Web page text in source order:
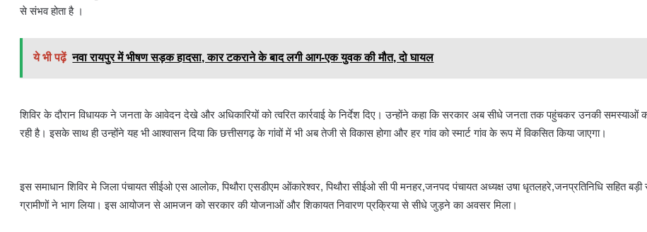
से संभव होता है ।
ये भी पढ़ें नवा रायपुर में भीषण सड़क हादसा, कार टकराने के बाद लगी आग-एक युवक की मौत, दो घायल
शिविर के दौरान विधायक ने जनता के आवेदन देखे और अधिकारियों को त्वरित कार्रवाई के निर्देश दिए। उन्होंने कहा कि सरकार अब सीधे जनता तक पहुंचकर उनकी समस्याओं
रही है। इसके साथ ही उन्होंने यह भी आश्वासन दिया कि छत्तीसगढ़ के गांवों में भी अब तेजी से विकास होगा और हर गांव को स्मार्ट गांव के रूप में विकसित किया जाएगा।
इस समाधान शिविर मे जिला पंचायत सीईओ एस आलोक, पिथौरा एसडीएम ओंकारेश्वर, पिथौरा सीईओ सी पी मनहर,जनपद पंचायत अध्यक्ष उषा धृतलहरे,जनप्रतिनिधि सहित बड़ी
ग्रामीणों ने भाग लिया। इस आयोजन से आमजन को सरकार की योजनाओं और शिकायत निवारण प्रक्रिया से सीधे जुड़ने का अवसर मिला।